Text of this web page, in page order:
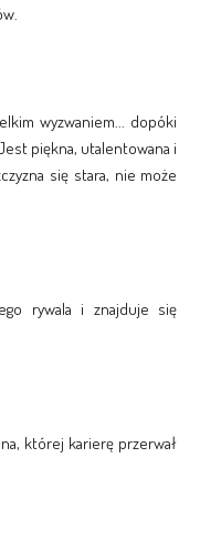
wyzwaniem... dopóki
piękna, utalentowana i
się stara, nie może
rywala i znajduje się
której karierę przerwał